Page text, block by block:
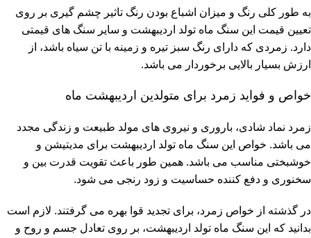
به طور کلی رنگ و میزان اشباع بودن رنگ تاثیر چشم گیری بر روی
تعیین قیمت این سنگ ماه تولد اردیبهشت و سایر سنگ های قیمتی
دارد. زمردی که دارای رنگ سبز تیره و زمینه با تن سیاه باشد، از
ارزش بسیار بالایی برخوردار می باشد.
خواص و فواید زمرد برای متولدین اردیبهشت ماه
زمرد نماد شادی، باروری و نیروی های مولد طبیعت و زندگی مجدد
می باشد. خواص این سنگ ماه تولد اردیبهشت برای مدیتیشن و
خوشبختی مناسب می باشد. همین طور باعث تقویت قدرت بین و
سخنوری و دفع کننده حساسیت و زود رنجی می شود.
در گذشته از خواص زمرد، برای تجدید قوا بهره می گرفتند. لازم است
بدانید که این سنگ ماه تولد اردیبهشت، بر روی تعادل جسم و روح و